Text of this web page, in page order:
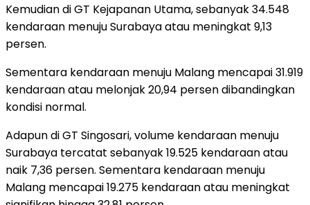
Kemudian di GT Kejapanan Utama, sebanyak 34.548
kendaraan menuju Surabaya atau meningkat 9,13
persen.
Sementara kendaraan menuju Malang mencapai 31.919
kendaraan atau melonjak 20,94 persen dibandingkan
kondisi normal.
Adapun di GT Singosari, volume kendaraan menuju
Surabaya tercatat sebanyak 19.525 kendaraan atau
naik 7,36 persen. Sementara kendaraan menuju
Malang mencapai 19.275 kendaraan atau meningkat